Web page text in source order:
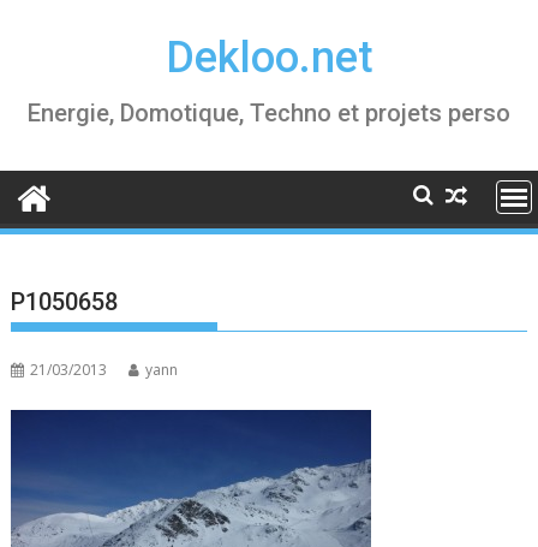
Dekloo.net
Energie, Domotique, Techno et projets perso
P1050658
21/03/2013 yann